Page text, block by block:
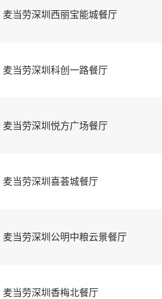
麦当劳深圳西丽宝能城餐厅
麦当劳深圳科创一路餐厅
麦当劳深圳悦方广场餐厅
麦当劳深圳喜荟城餐厅
麦当劳深圳公明中粮云景餐厅
麦当劳深圳香梅北餐厅